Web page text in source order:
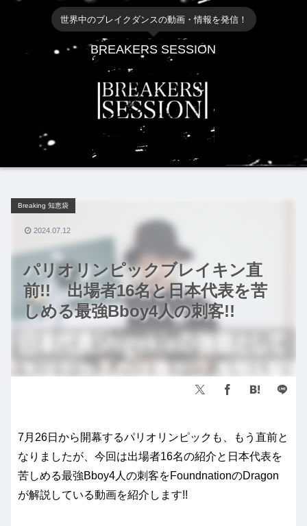
世界中のブレイクダンスの動画・情報を発信！
BREAKERS SESSION
パリオリンピックブレイキン直
前!! 出場者16名と日本代表を苦
しめる最強Bboy4人の刺客!!
Breaking 知恵袋
2024.07.12
7月26日から開幕するパリオリンピックも、もう直前と
なりましたが、今回は出場者16名の紹介と日本代表を
苦しめる最強Bboy4人の刺客をFoundnationのDragon
が解説している動画を紹介します!!